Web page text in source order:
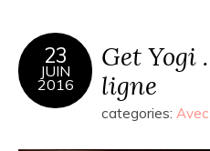
23
JUIN
2016
Get Yogi
ligne
categories: